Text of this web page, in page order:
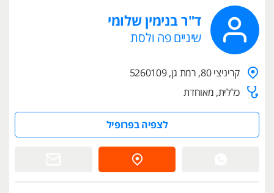
ד"ר בנימין שלומי
שיניים פה ולסת
קריניצי 80, רמת גן, 5260109
כללית, מאוחדת
לצפיה בפרופיל